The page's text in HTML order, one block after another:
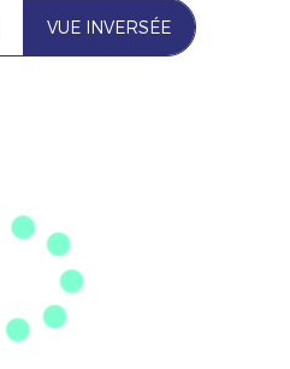
VUE INVERSÉE